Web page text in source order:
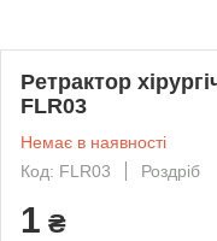
Ретрактор
FLR03
Немає в наявності
Код: FLR03
Роздріб
1 ₴